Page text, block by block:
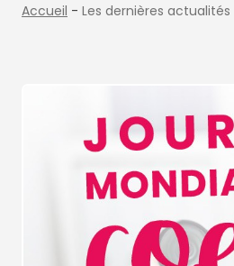
Accueil - Les dernières actualités